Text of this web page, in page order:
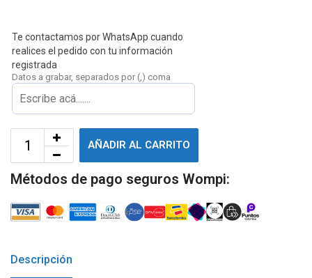
Te contactamos por WhatsApp cuando
realices el pedido con tu información
registrada
Datos a grabar, separados por (,) coma
AÑADIR AL CARRITO
Métodos de pago seguros Wompi:
Descripción